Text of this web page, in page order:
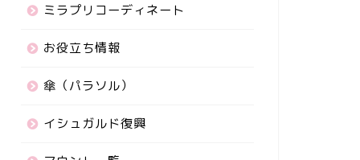
ミラプリコーディネート
お役立ち情報
傘（パラソル）
イシュガルド復興